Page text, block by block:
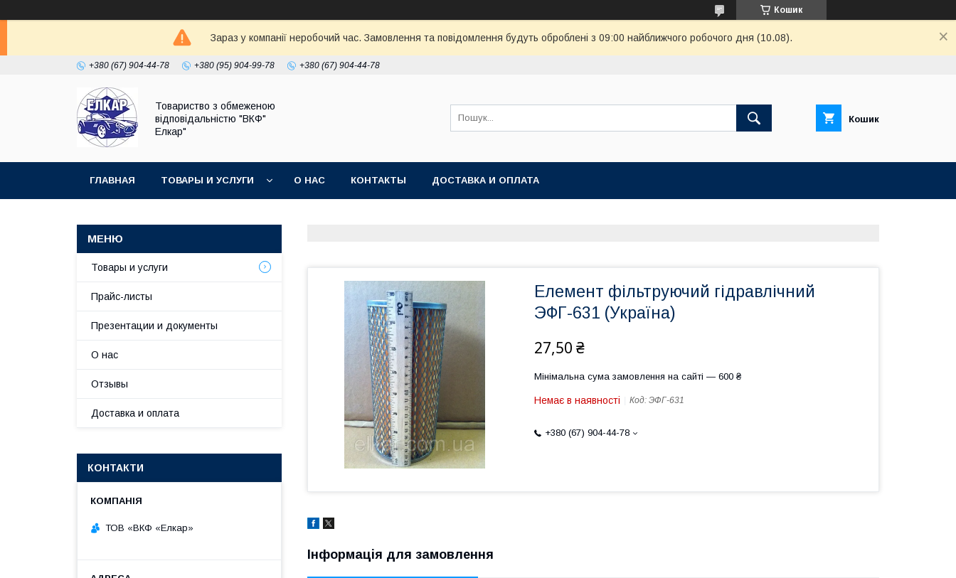
Кошик
Зараз у компанії неробочий час. Замовлення та повідомлення будуть оброблені з 09:00 найближчого робочого дня (10.08).
+380 (67) 904-44-78 +380 (95) 904-99-78 +380 (67) 904-44-78
Товариство з обмеженою
відповідальністю "ВКФ"
Елкар"
Кошик
ГЛАВНАЯ ТОВАРЫ И УСЛУГИ О НАС КОНТАКТЫ ДОСТАВКА И ОПЛАТА
Елемент фільтруючий гідравлічний
ЭФГ-631 (Україна)
27,50 ₴
Мінімальна сума замовлення на сайті — 600 ₴
Немає в наявності Код: ЭФГ-631
+380 (67) 904-44-78
Інформація для замовлення
Товары и услуги
Прайс-листы
Презентации и документы
О нас
Отзывы
Доставка и оплата
КОНТАКТИ
ТОВ «ВКФ «Елкар»